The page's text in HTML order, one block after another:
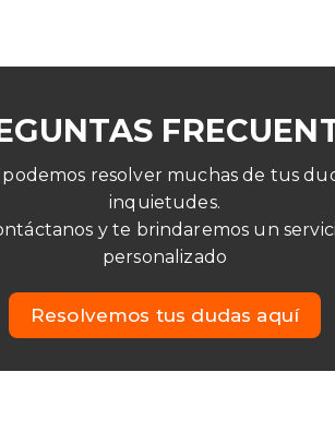
resolver muchas de tus
inquietudes.
y te brindaremos un
personalizado
Resolvemos tus dudas aquí